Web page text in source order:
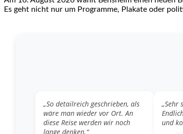
Es geht nicht nur um Programme, Plakate oder
„So detailreich geschrieben, als
wäre man wieder vor Ort. An
diese Reise werden wir noch
lange denken.“
„Sehr
und